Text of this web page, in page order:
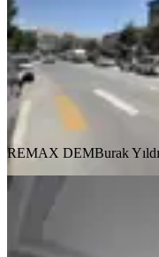
22.000 ₺
REMAX DEMBurak
Ara
REMAX DEMBurak
MANZARALI